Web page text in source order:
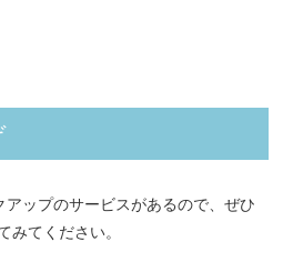
ップのサービスがあるので、ぜひ
みてください。